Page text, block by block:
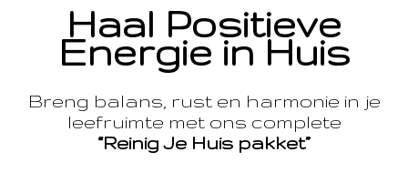
Haal Positieve
Energie in Huis
Breng balans, rust en harmonie in je
leefruimte met ons complete
“Reinig Je Huis pakket”